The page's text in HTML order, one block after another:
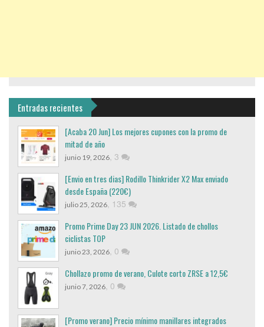
Entradas recientes
[Acaba 20 Jun] Los mejores cupones con la promo de
mitad de año
junio 19, 2026, 3
[Envio en tres dias] Rodillo Thinkrider X2 Max enviado
desde España (220€)
julio 25, 2026, 135
Promo Prime Day 23 JUN 2026. Listado de chollos
ciclistas TOP
junio 23, 2026, 0
Chollazo promo de verano, Culote corto ZRSE a 12,5€
junio 7, 2026, 0
[Promo verano] Precio mínimo manillares integrados